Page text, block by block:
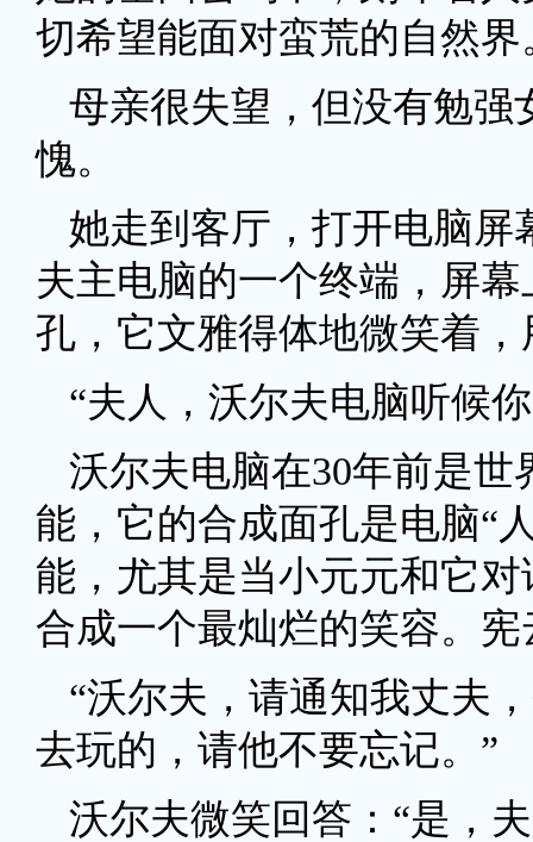
切希望能面对蛮荒的自然界
母亲很失望，但没有勉强
愧。
她走到客厅，打开电脑
夫主电脑的一个终端，屏
孔，它文雅得体地微笑着
“夫人，沃尔夫电脑听候
沃尔夫电脑在30年前是
能，它的合成面孔是电脑“
能，尤其是当小元元和它
合成一个最灿烂的笑容。
“沃尔夫，请通知我丈夫
去玩的，请他不要忘记。”
沃尔夫微笑回答：“是，